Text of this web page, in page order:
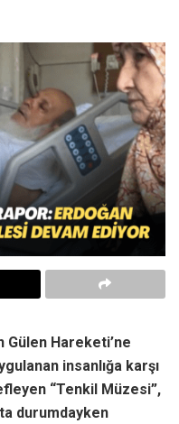
Gülen Hareketi’ne
insanlığa karşı
“Tenkil Müzesi”,
durumdayken